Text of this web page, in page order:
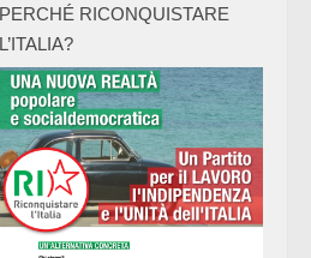
PERCHÉ RICONQUISTARE
L’ITALIA?